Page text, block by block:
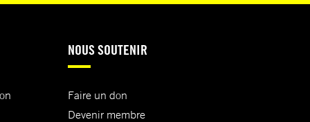
NOUS SOUTENIR
Faire un don
Devenir membre